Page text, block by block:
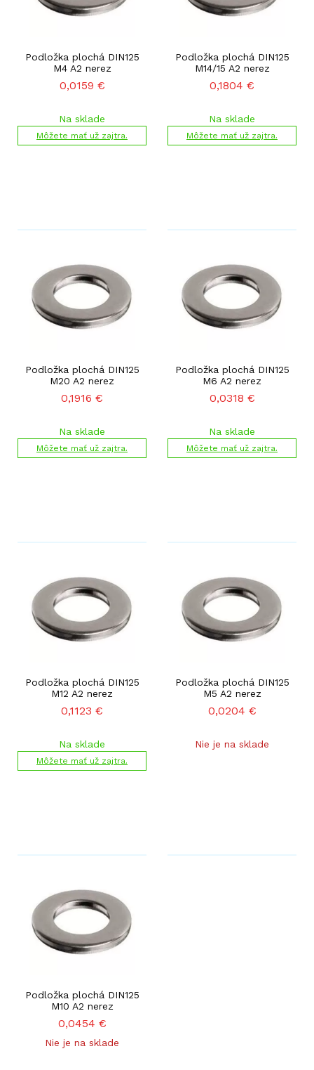
Podložka plochá DIN125
M4 A2 nerez
0,0159 €
Na sklade
Môžete mať už zajtra.
Podložka plochá DIN125
M14/15 A2 nerez
0,1804 €
Na sklade
Môžete mať už zajtra.
Podložka plochá DIN125
M20 A2 nerez
0,1916 €
Na sklade
Môžete mať už zajtra.
Podložka plochá DIN125
M6 A2 nerez
0,0318 €
Na sklade
Môžete mať už zajtra.
Podložka plochá DIN125
M12 A2 nerez
0,1123 €
Na sklade
Môžete mať už zajtra.
Podložka plochá DIN125
M5 A2 nerez
0,0204 €
Nie je na sklade
Podložka plochá DIN125
M10 A2 nerez
0,0454 €
Nie je na sklade